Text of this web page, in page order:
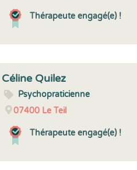
Thérapeute engagé(e) !
Céline Quilez
Psychopraticienne
07400 Le Teil
Thérapeute engagé(e) !